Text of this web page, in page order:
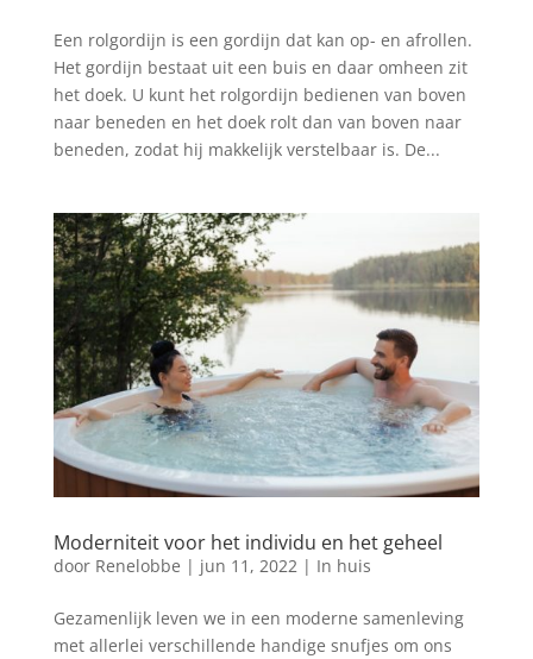
Een rolgordijn is een gordijn dat kan op- en afrollen.
Het gordijn bestaat uit een buis en daar omheen zit
het doek. U kunt het rolgordijn bedienen van boven
naar beneden en het doek rolt dan van boven naar
beneden, zodat hij makkelijk verstelbaar is. De...
Moderniteit voor het individu en het geheel
door Renelobbe | jun 11, 2022| In huis
Gezamenlijk leven we in een moderne samenleving
met allerlei verschillende handige snufjes om ons